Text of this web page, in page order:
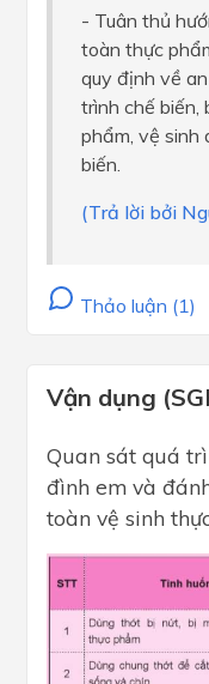
- Tuân thủ
toàn thực
quy định về
trình chế biến,
phẩm, vệ sinh
biến.
(Trả lời bởi
Thảo luận (1)
Vận dụng
Quan sát quá
đình em và
toàn vệ sinh